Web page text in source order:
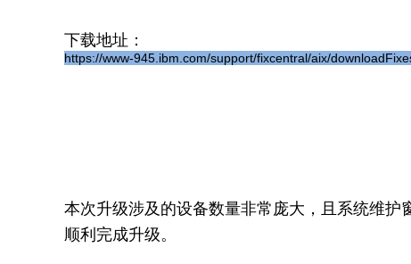
下载地址：
https://www-945.ibm.com/support/fixcentral/aix/
本次升级涉及的设备数量非常庞大，且系统维
顺利完成升级。